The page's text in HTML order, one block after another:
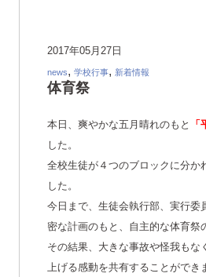
2017年05月27日
news, 学校行事, 新着情報
体育祭
本日、爽やかな五月晴れのもと
した。
全校生徒が４つのブロックに分か
した。
今日まで、生徒会執行部、実行委
密な計画のもと、自主的な体育
その結果、大きな事故や怪我も
上げる感動を共有することができ